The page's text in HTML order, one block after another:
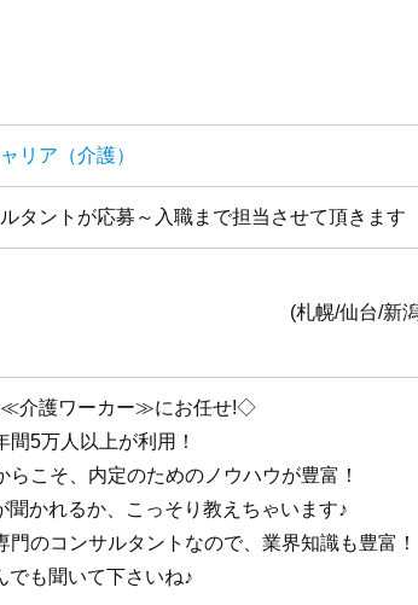
リア（介護）
タントが応募～入職まで担当させて頂きます
国
潟/高崎/大宮/東京/横浜/静
介護ワーカー≫にお任せ!◇
間5万人以上が利用！
らこそ、内定のためのノウハウが豊富！
聞かれるか、こっそり教えちゃいます♪
門のコンサルタントなので、業界知識も豊富！
でも聞いて下さいね♪